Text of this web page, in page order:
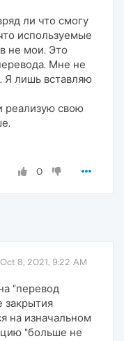
ли что смогу
используемые
не мои. Это
Мне не
Я лишь вставляю
реализую свою
0
Oct 8, 2021, 9:22 AM
"перевод
закрытия
на изначальном
"больше не